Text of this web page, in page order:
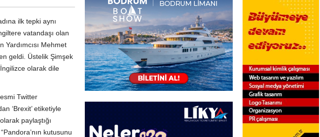
ilk tepki aynı
vatandaşı olan
Yardımcısı Mehmet
geldi. Üstelik Şimşek
olarak dile
Twitter
‘Brexit’ etiketiyle
paylaştığı
kutusunu